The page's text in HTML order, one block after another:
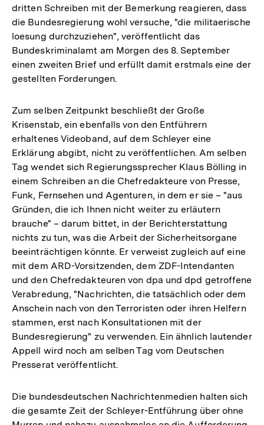
dritten Schreiben mit der Bemerkung reagieren, dass
die Bundesregierung wohl versuche, "die militaerische
loesung durchzuziehen", veröffentlicht das
Bundeskriminalamt am Morgen des 8. September
einen zweiten Brief und erfüllt damit erstmals eine der
gestellten Forderungen.
Zum selben Zeitpunkt beschließt der Große
Krisenstab, ein ebenfalls von den Entführern
erhaltenes Videoband, auf dem Schleyer eine
Erklärung abgibt, nicht zu veröffentlichen. Am selben
Tag wendet sich Regierungssprecher Klaus Bölling in
einem Schreiben an die Chefredakteure von Presse,
Funk, Fernsehen und Agenturen, in dem er sie – "aus
Gründen, die ich Ihnen nicht weiter zu erläutern
brauche" – darum bittet, in der Berichterstattung
nichts zu tun, was die Arbeit der Sicherheitsorgane
beeinträchtigen könnte. Er verweist zugleich auf eine
mit dem ARD-Vorsitzenden, dem ZDF-Intendanten
und den Chefredakteuren von dpa und dpd getroffene
Verabredung, "Nachrichten, die tatsächlich oder dem
Anschein nach von den Terroristen oder ihren Helfern
stammen, erst nach Konsultationen mit der
Bundesregierung" zu verwenden. Ein ähnlich lautender
Appell wird noch am selben Tag vom Deutschen
Presserat veröffentlicht.
Die bundesdeutschen Nachrichtenmedien halten sich
die gesamte Zeit der Schleyer-Entführung über ohne